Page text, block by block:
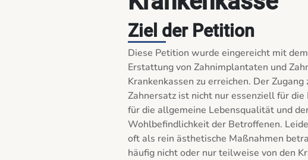
Ziel der Petition
Diese Petition wurde eingereicht mit
Erstattung von Zahnimplantaten und
Krankenkassen zu erreichen. Der
Zahnersatz ist nicht nur essenziell für
für die allgemeine Lebensqualität und
Wohlbefindlichkeit der Betroffenen.
oft als rein ästhetische Maßnahmen
häufig nicht oder nur teilweise von den